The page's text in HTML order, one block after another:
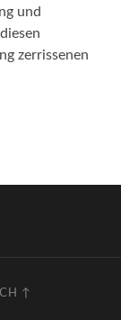
und
zerrissenen
↑